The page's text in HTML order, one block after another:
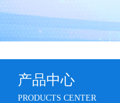
产品中心
PRODUCTS CENTER